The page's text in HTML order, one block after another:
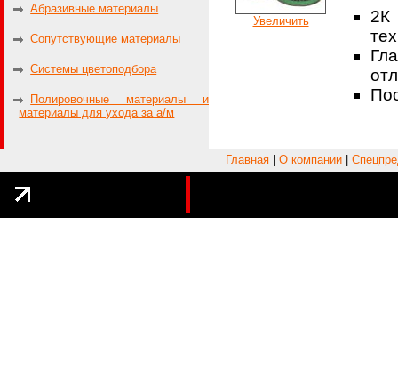
Абразивные материалы
Сопутствующие материалы
Системы цветоподбора
Полировочные материалы и
материалы для ухода за а/м
Увеличить
2К
Главная О компании